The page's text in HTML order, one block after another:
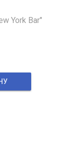
York Bar"